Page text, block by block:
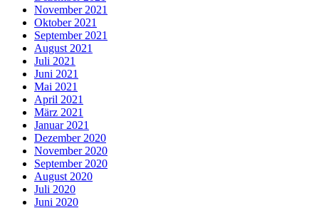
November 2021
Oktober 2021
September 2021
August 2021
Juli 2021
Juni 2021
Mai 2021
April 2021
März 2021
Januar 2021
Dezember 2020
November 2020
September 2020
August 2020
Juli 2020
Juni 2020